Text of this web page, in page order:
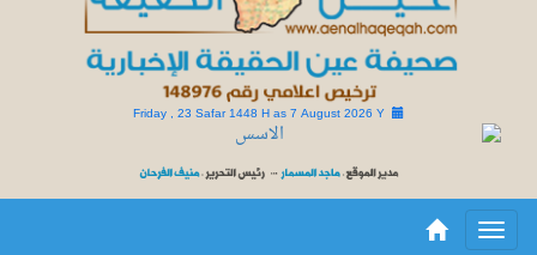
Friday , 23 Safar 1448 H as7 August 2026 Y